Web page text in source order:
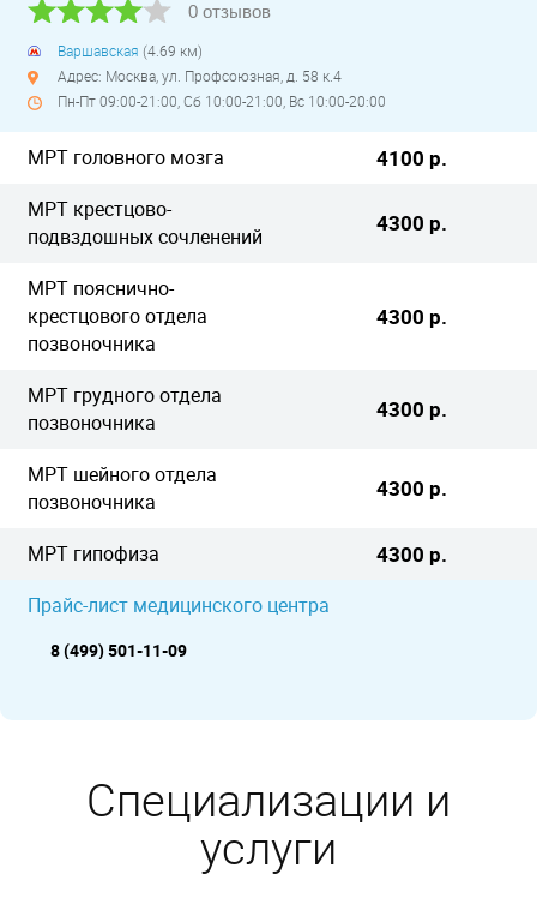
0 отзывов
Варшавская (4.69 км)
Адрес: Москва, ул. Профсоюзная, д. 58 к.4
Пн-Пт 09:00-21:00, Сб 10:00-21:00, Вс 10:00-20:00
МРТ головного мозга 4100 р.
МРТ крестцово-
подвздошных сочленений
4300 р.
МРТ пояснично-
крестцового отдела
позвоночника
4300 р.
МРТ грудного отдела
позвоночника
4300 р.
МРТ шейного отдела
позвоночника
4300 р.
МРТ гипофиза 4300 р.
Прайс-лист медицинского центра
8 (499) 501-11-09
Специализации и
услуги